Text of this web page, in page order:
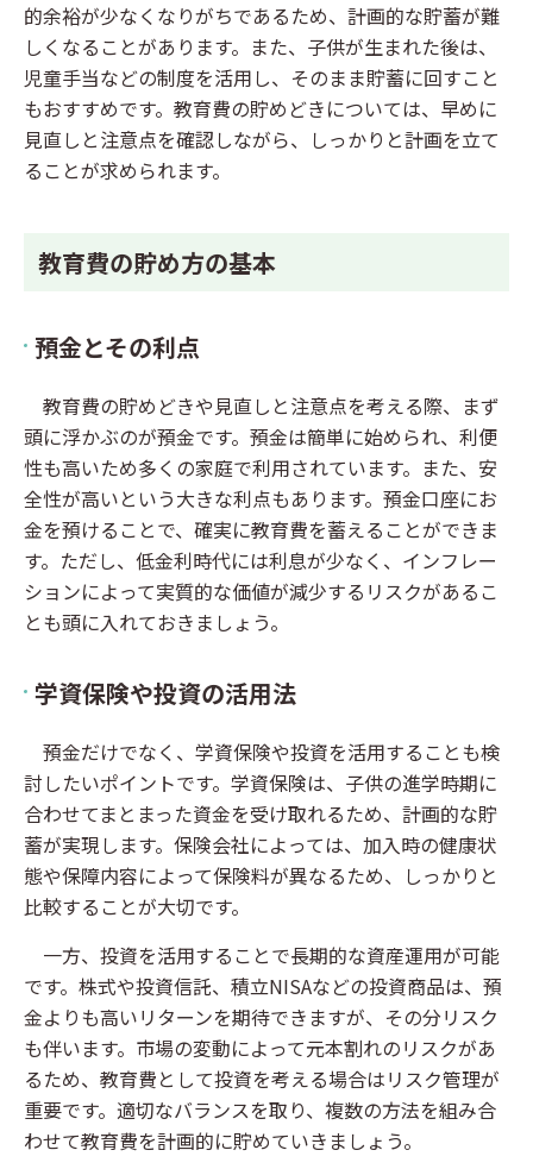
的余裕が少なくなりがちであるため、計画的な貯蓄が難
しくなることがあります。また、子供が生まれた後は、
児童手当などの制度を活用し、そのまま貯蓄に回すこと
もおすすめです。教育費の貯めどきについては、早めに
見直しと注意点を確認しながら、しっかりと計画を立て
ることが求められます。
教育費の貯め方の基本
預金とその利点
教育費の貯めどきや見直しと注意点を考える際、まず
頭に浮かぶのが預金です。預金は簡単に始められ、利便
性も高いため多くの家庭で利用されています。また、安
全性が高いという大きな利点もあります。預金口座にお
金を預けることで、確実に教育費を蓄えることができま
す。ただし、低金利時代には利息が少なく、インフレー
ションによって実質的な価値が減少するリスクがあるこ
とも頭に入れておきましょう。
学資保険や投資の活用法
預金だけでなく、学資保険や投資を活用することも検
討したいポイントです。学資保険は、子供の進学時期に
合わせてまとまった資金を受け取れるため、計画的な貯
蓄が実現します。保険会社によっては、加入時の健康状
態や保障内容によって保険料が異なるため、しっかりと
比較することが大切です。
一方、投資を活用することで長期的な資産運用が可能
です。株式や投資信託、積立NISAなどの投資商品は、預
金よりも高いリターンを期待できますが、その分リスク
も伴います。市場の変動によって元本割れのリスクがあ
るため、教育費として投資を考える場合はリスク管理が
重要です。適切なバランスを取り、複数の方法を組み合
わせて教育費を計画的に貯めていきましょう。